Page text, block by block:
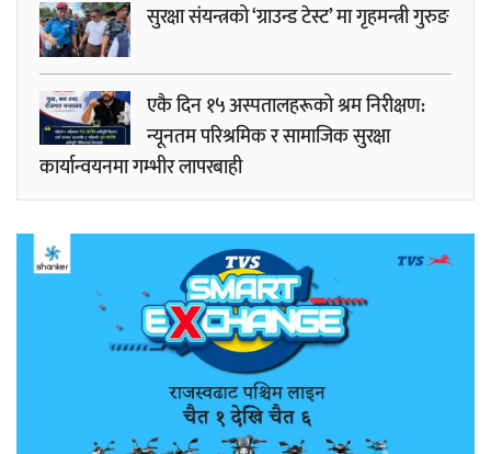
सुरक्षा संयन्त्रको ‘ग्राउन्ड टेस्ट’ मा गृहमन्त्री गुरुङ
एकै दिन १५ अस्पतालहरूको श्रम निरीक्षण:
न्यूनतम परिश्रमिक र सामाजिक सुरक्षा
कार्यान्वयनमा गम्भीर लापरबाही